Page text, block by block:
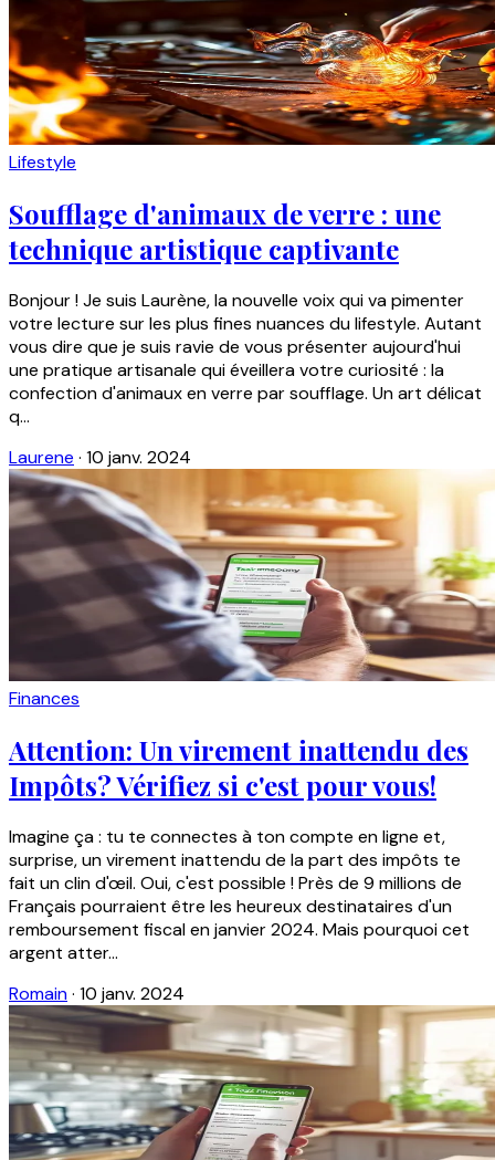
Lifestyle
Soufflage d'animaux de verre : une
technique artistique captivante
Bonjour ! Je suis Laurène, la nouvelle voix qui va pimenter
votre lecture sur les plus fines nuances du lifestyle. Autant
vous dire que je suis ravie de vous présenter aujourd'hui
une pratique artisanale qui éveillera votre curiosité : la
confection d'animaux en verre par soufflage. Un art délicat
q...
Laurene · 10 janv. 2024
Finances
Attention: Un virement inattendu des
Impôts? Vérifiez si c'est pour vous!
Imagine ça : tu te connectes à ton compte en ligne et,
surprise, un virement inattendu de la part des impôts te
fait un clin d'œil. Oui, c'est possible ! Près de 9 millions de
Français pourraient être les heureux destinataires d'un
remboursement fiscal en janvier 2024. Mais pourquoi cet
argent atter...
Romain· 10 janv. 2024